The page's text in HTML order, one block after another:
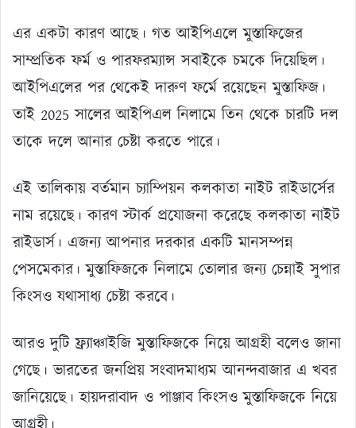
এর একটা কারণ আছে। গত আইপিএলে মুস্তাফিজের
সাম্প্রতিক ফর্ম ও পারফরম্যান্স সবাইকে চমকে দিয়েছিল।
আইপিএলের পর থেকেই দারুণ ফর্মে রয়েছেন মুস্তাফিজ।
তাই 2025 সালের আইপিএল নিলামে তিন থেকে চারটি দল
তাকে দলে আনার চেষ্টা করতে পারে।
এই তালিকায় বর্তমান চ্যাম্পিয়ন কলকাতা নাইট রাইডার্সের
নাম রয়েছে। কারণ স্টার্ক প্রযোজনা করেছে কলকাতা নাইট
রাইডার্স। এজন্য আপনার দরকার একটি মানসম্পন্ন
পেসমেকার। মুস্তাফিজকে নিলামে তোলার জন্য চেন্নাই সুপার
কিংসও যথাসাধ্য চেষ্টা করবে।
আরও দুটি ফ্র্যাঞ্চাইজি মুস্তাফিজকে নিয়ে আগ্রহী বলেও জানা
গেছে। ভারতের জনপ্রিয় সংবাদমাধ্যম আনন্দবাজার এ খবর
জানিয়েছে। হায়দরাবাদ ও পাঞ্জাব কিংসও মুস্তাফিজকে নিয়ে